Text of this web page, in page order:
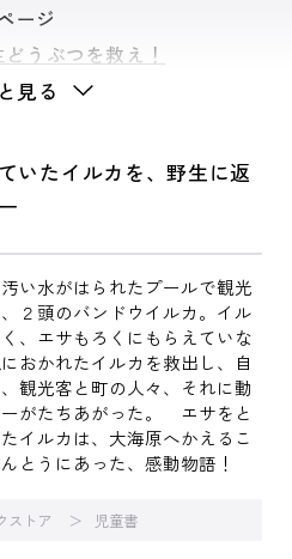
ージ
どうぶつを救え！
見る
いたイルカを、野生に返
い水がはられたプールで観光
２頭のバンドウイルカ。イル
、エサもろくにもらえていな
おかれたイルカを救出し、自
観光客と町の人々、それに動
がたちあがった。 エサをと
イルカは、大海原へかえるこ
とうにあった、感動物語！
ストア 児童書